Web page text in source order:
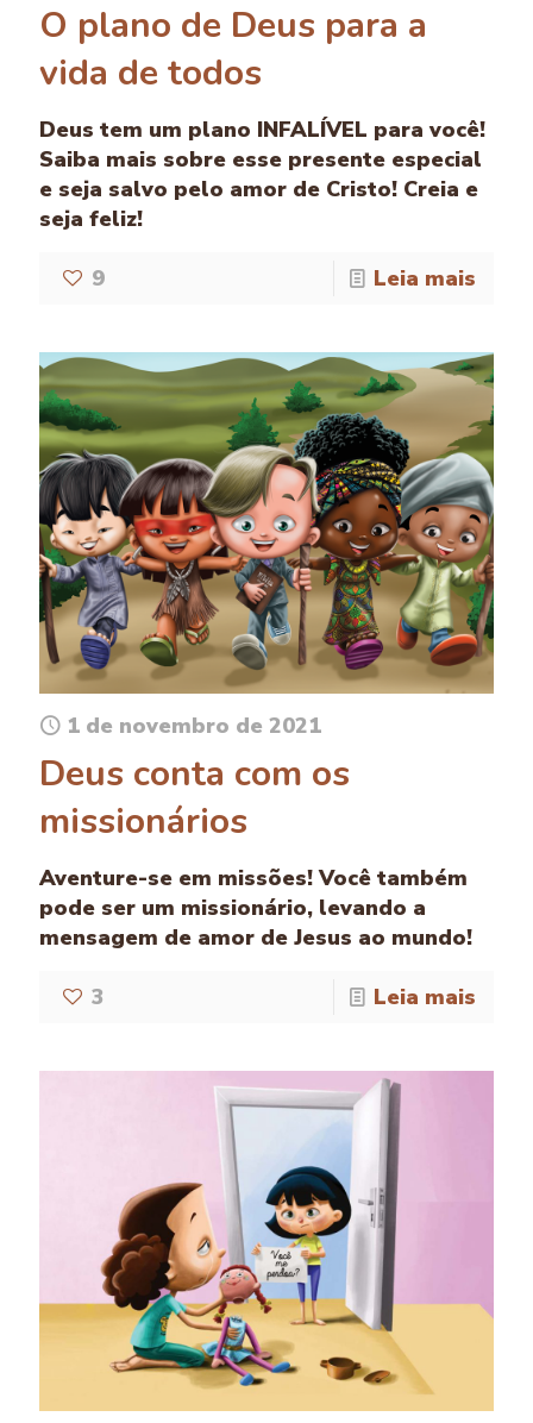
O plano de Deus para a
vida de todos
Deus tem um plano INFALÍVEL para você!
Saiba mais sobre esse presente especial
e seja salvo pelo amor de Cristo! Creia e
seja feliz!
9 Leia mais
1 de novembro de 2021
Deus conta com os
missionários
Aventure-se em missões! Você também
pode ser um missionário, levando a
mensagem de amor de Jesus ao mundo!
3 Leia mais